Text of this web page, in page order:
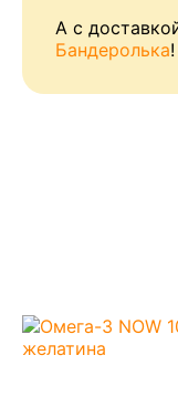
А с
Бандеролька!